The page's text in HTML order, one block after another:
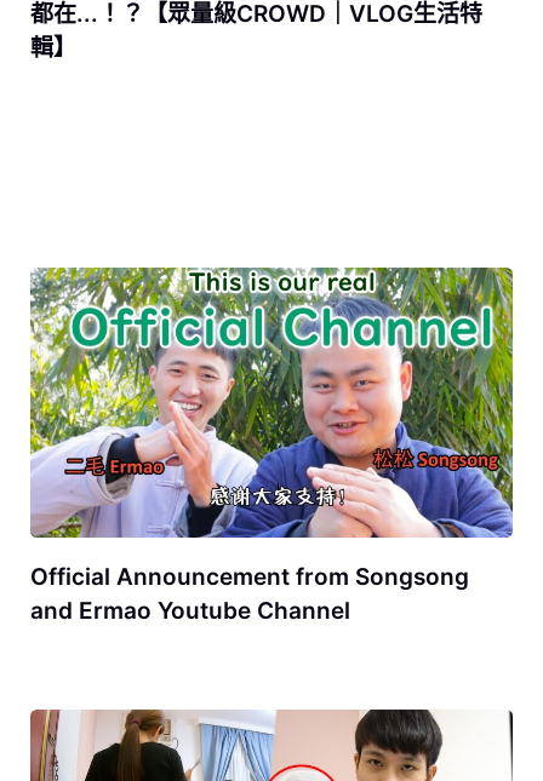
都在...！？【眾量級CROWD｜VLOG生活特
輯】
Official Announcement from Songsong
and Ermao Youtube Channel